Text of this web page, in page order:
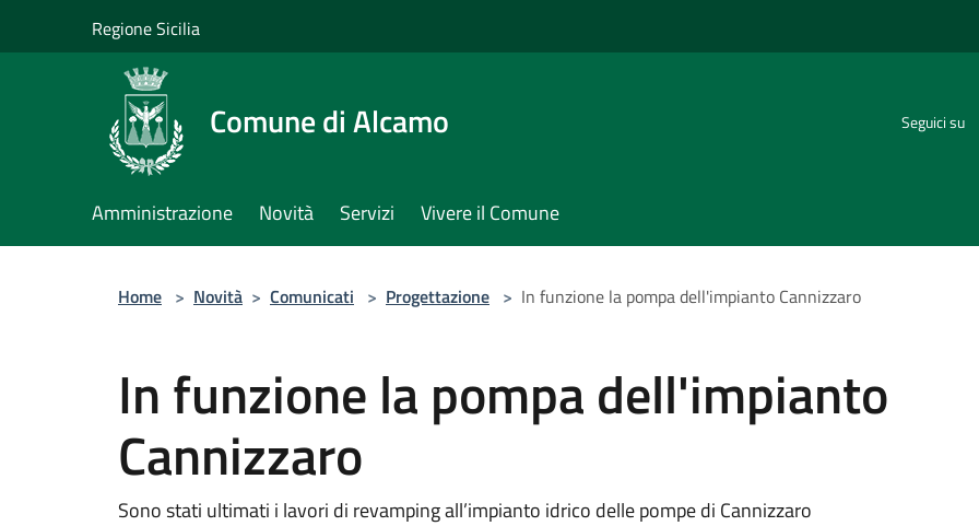
Regione Sicilia
Comune di Alcamo Seguici su
Amministrazione Novità Servizi Vivere il Comune
Home > Novità > Comunicati > Progettazione > In funzione la pompa dell'impianto Cannizzaro
In funzione la pompa dell'impianto
Cannizzaro
Sono stati ultimati i lavori di revamping all’impianto idrico delle pompe di Cannizzaro